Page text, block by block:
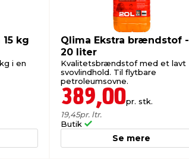
kg
i en
Qlima Ekstra brændstof -
20 liter
Kvalitetsbrændstof med et lavt
svovlindhold. Til flytbare
petroleumsovne.
389,00pr. stk.
19,45pr. ltr.
Butik
Se mere